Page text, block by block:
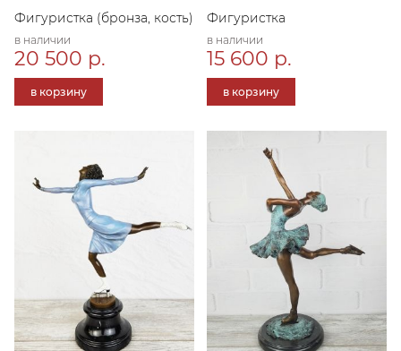
Фигуристка (бронза, кость)
в наличии
20 500 р.
в корзину
Фигуристка
в наличии
15 600 р.
в корзину